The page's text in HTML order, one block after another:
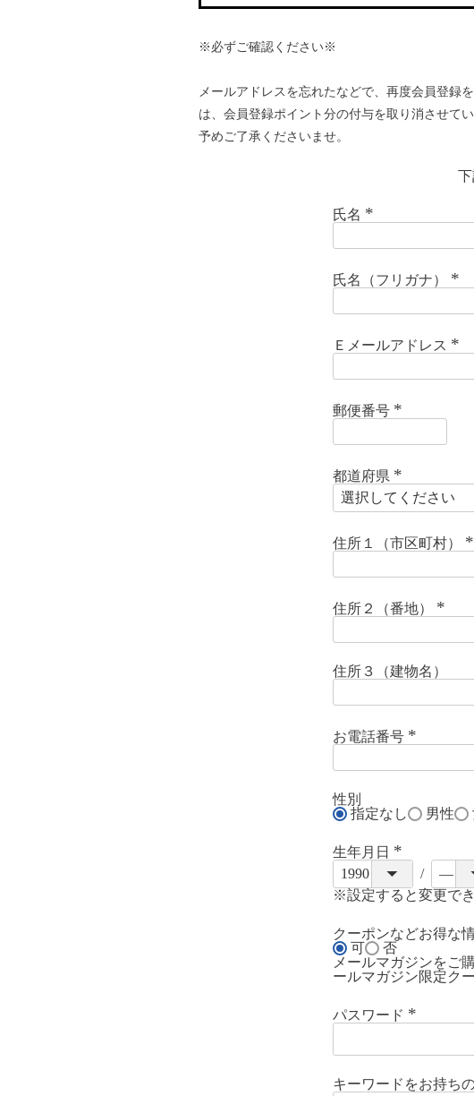
※必ずご確認ください※
メールアドレスを忘れたなどで、再度会員登録
は、会員登録ポイント分の付与を取り消させて
予めご了承くださいませ。
氏名
氏名（フリガナ）
)
Ｅメールアドレス
郵便番号
)
都道府県
(
必
)
住所１（市区町村）
住所２（番地）
)
住所３（建物名）
お電話番号
性別
指定なし
男性
生年月日
須
※設定すると変更で
クーポンなどお得な
可
否
メールマガジンをご
ールマガジン限定ク
パスワード
須
キーワードをお持ち